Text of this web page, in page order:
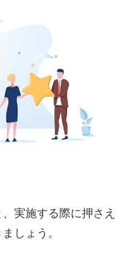
実施する際に押さえ
しょう。